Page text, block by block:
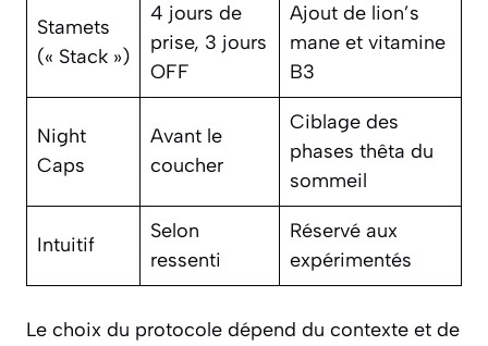
Stamets
(« Stack »)
4 jours de
prise, 3 jours
OFF
Ajout de lion’s
mane et vitamine
B3
Night
Caps
Avant le
coucher
Ciblage des
phases thêta du
sommeil
Intuitif
Selon
ressenti
Réservé aux
expérimentés
Le choix du protocole dépend du contexte et de